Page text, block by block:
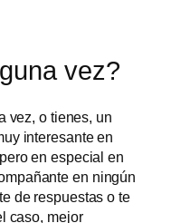
vez?
vez, o tienes, un
interesante en
en especial en
en ningún
de respuestas o te
caso, mejor